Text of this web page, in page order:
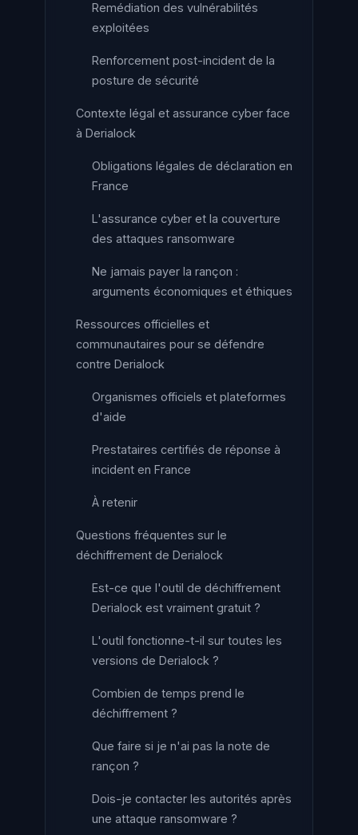
Remédiation des vulnérabilités
exploitées
Renforcement post-incident de la
posture de sécurité
Contexte légal et assurance cyber face
à Derialock
Obligations légales de déclaration en
France
L'assurance cyber et la couverture
des attaques ransomware
Ne jamais payer la rançon :
arguments économiques et éthiques
Ressources officielles et
communautaires pour se défendre
contre Derialock
Organismes officiels et plateformes
d'aide
Prestataires certifiés de réponse à
incident en France
À retenir
Questions fréquentes sur le
déchiffrement de Derialock
Est-ce que l'outil de déchiffrement
Derialock est vraiment gratuit ?
L'outil fonctionne-t-il sur toutes les
versions de Derialock ?
Combien de temps prend le
déchiffrement ?
Que faire si je n'ai pas la note de
rançon ?
Dois-je contacter les autorités après
une attaque ransomware ?